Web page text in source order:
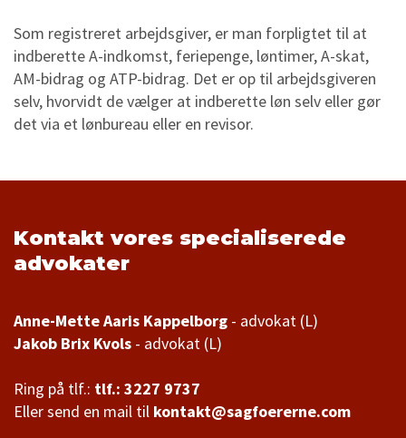
Som registreret arbejdsgiver, er man forpligtet til at
indberette A-indkomst, feriepenge, løntimer, A-skat,
AM-bidrag og ATP-bidrag. Det er op til arbejdsgiveren
selv, hvorvidt de vælger at indberette løn selv eller gør
det via et lønbureau eller en revisor.
Kontakt vores specialiserede
advokater
Anne-Mette Aaris Kappelborg
Jakob Brix Kvols - advokat (L)
Ring på tlf.: tlf.: 3227 9737
Eller send en mail til kontakt@sagfoererne.com